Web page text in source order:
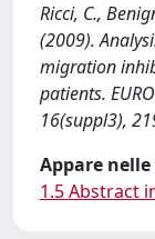
Ricci, C.,
(2009).
migration
patients.
16(suppl3),
Appare
1.5 Abstract